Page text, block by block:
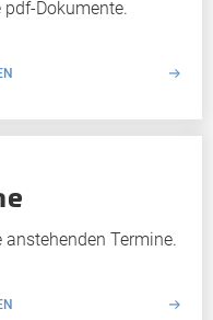
Dokumente.
Termine.